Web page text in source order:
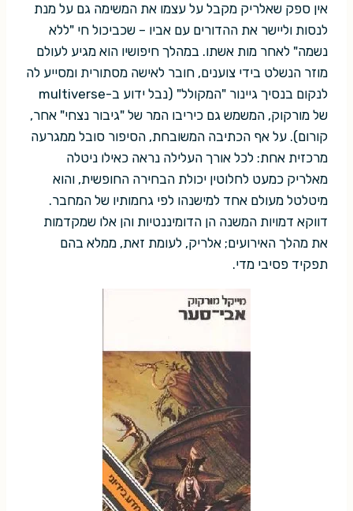
אין ספק שאלריק מקבל על עצמו את המשימה גם על מנת
לנסות וליישר את ההדורים עם אביו – שכביכול חי "ללא
נשמה" לאחר מות אשתו. במהלך חיפושיו הוא מגיע לעולם
מוזר הנשלט בידי צוענים, חובר לאישה מסתורית ומסייע לה
לנקום בנסיך גיינור "המקולל" (נבל ידוע ב-multiverse
של מורקוק, המשמש גם כיריבו המר של "גיבור נצחי" אחר,
קורום). על אף הכתיבה המשובחת, הסיפור סובל ממגרעה
מרכזית אחת: לכל אורך העלילה נראה כאילו ניטלה
מאלריק כמעט לחלוטין יכולת הבחירה החופשית, והוא
מיטלטל מעולם אחד למישנהו לפי גחמותיו של המחבר.
דווקא דמויות המשנה הן הדומיננטיות והן אלו שמקדמות
את מהלך האירועים; אלריק, לעומת זאת, ממלא בהם
תפקיד פסיבי מדי.